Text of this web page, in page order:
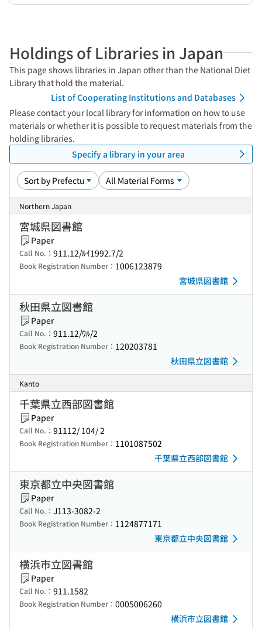
Holdings of Libraries in Japan
This page shows libraries in Japan other than the National Diet
Library that hold the material.
List of Cooperating Institutions and Databases
Please contact your local library for information on how to use
materials or whether it is possible to request materials from the
holding libraries.
Specify a library in your area
Northern Japan
宮城県図書館
Paper
Call No.： 911.12/ﾙｲ1992.7/2
Book Registration Number： 1006123879
宮城県図書館
秋田県立図書館
Paper
Call No.： 911.12/ｳﾙ/2
Book Registration Number： 120203781
秋田県立図書館
Kanto
千葉県立西部図書館
Paper
Call No.： 91112/ 104/ 2
Book Registration Number： 1101087502
千葉県立西部図書館
東京都立中央図書館
Paper
Call No.： J113-3082-2
Book Registration Number： 1124877171
東京都立中央図書館
横浜市立図書館
Paper
Call No.： 911.1582
Book Registration Number： 0005006260
横浜市立図書館